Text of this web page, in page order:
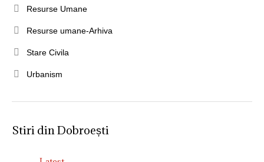
Resurse Umane
Resurse umane-Arhiva
Stare Civila
Urbanism
Stiri din Dobroești